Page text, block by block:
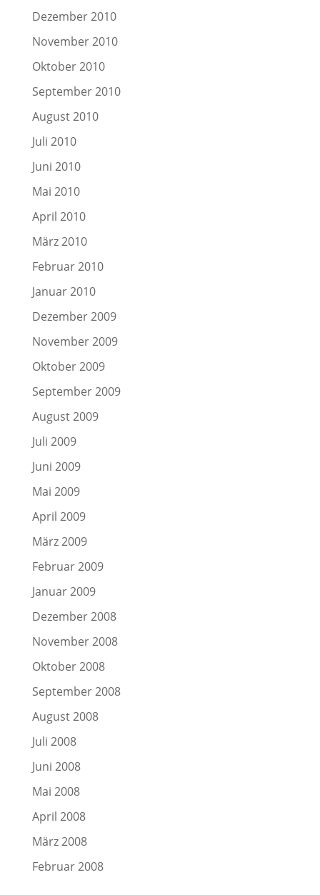
Dezember 2010
November 2010
Oktober 2010
September 2010
August 2010
Juli 2010
Juni 2010
Mai 2010
April 2010
März 2010
Februar 2010
Januar 2010
Dezember 2009
November 2009
Oktober 2009
September 2009
August 2009
Juli 2009
Juni 2009
Mai 2009
April 2009
März 2009
Februar 2009
Januar 2009
Dezember 2008
November 2008
Oktober 2008
September 2008
August 2008
Juli 2008
Juni 2008
Mai 2008
April 2008
März 2008
Februar 2008